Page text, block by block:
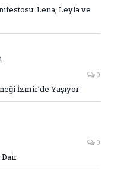
Lena, Leyla ve
0
İzmir’de Yaşıyor
0
Dair